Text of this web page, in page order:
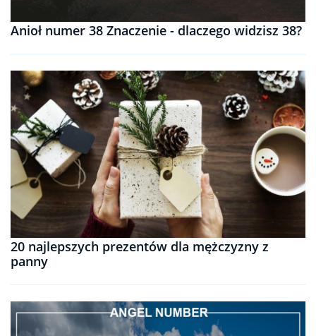
Anioł numer 38 Znaczenie - dlaczego widzisz 38?
20 najlepszych prezentów dla mężczyzny z
panny